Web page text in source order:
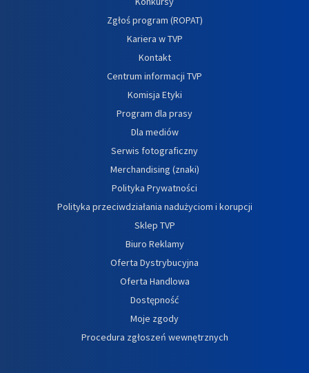
Zgłoś program (ROPAT)
Kariera w TVP
Kontakt
Centrum informacji TVP
Komisja Etyki
Program dla prasy
Dla mediów
Serwis fotograficzny
Merchandising (znaki)
Polityka Prywatności
Polityka przeciwdziałania nadużyciom i korupcji
Sklep TVP
Biuro Reklamy
Oferta Dystrybucyjna
Oferta Handlowa
Dostępność
Moje zgody
Procedura zgłoszeń wewnętrznych